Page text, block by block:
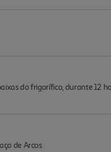
do frigorífico, durante 12
de Arcos